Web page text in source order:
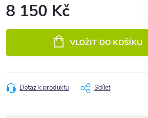
8 150 Kč
VLOŽIT DO KOŠÍKU
Dotaz k produktu Sdílet